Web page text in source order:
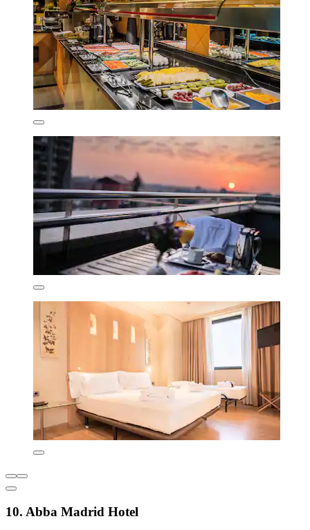
10. Abba Madrid Hotel